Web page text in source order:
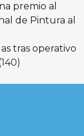
premio al
de Pintura al
tras operativo